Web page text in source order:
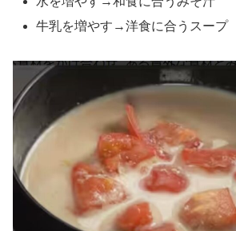
牛乳を増やす→洋食に合うスープ